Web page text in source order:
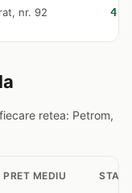
nr. 92
retea: Petrom,
PRET MEDIU